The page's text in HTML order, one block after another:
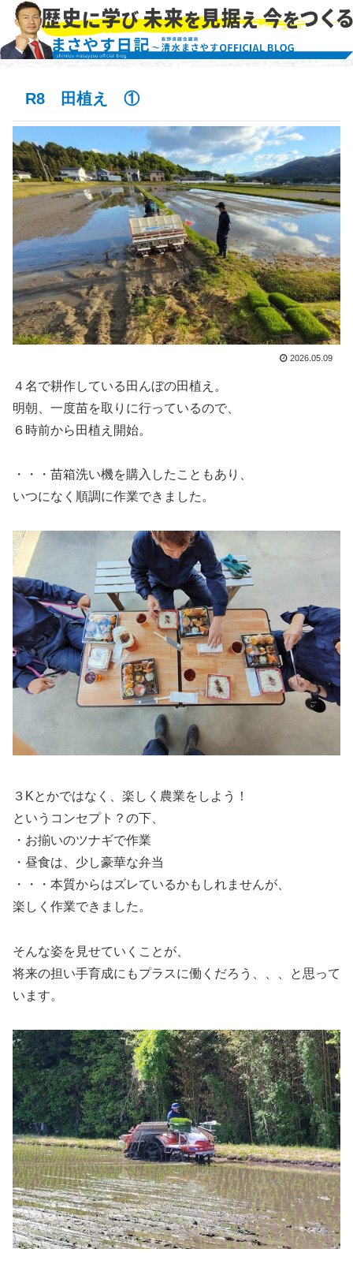
R8 田植え ①
2026.05.09
４名で耕作している田んぼの田植え。
明朝、一度苗を取りに行っているので、
６時前から田植え開始。
・・・苗箱洗い機を購入したこともあり、
いつになく順調に作業できました。
３Kとかではなく、楽しく農業をしよう！
というコンセプト？の下、
・お揃いのツナギで作業
・昼食は、少し豪華な弁当
・・・本質からはズレているかもしれませんが、
楽しく作業できました。
そんな姿を見せていくことが、
将来の担い手育成にもプラスに働くだろう、、、と思って
います。